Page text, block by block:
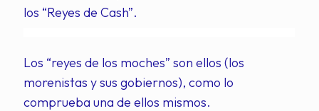
los “Reyes de Cash”.
Los “reyes de los moches” son ellos (los
morenistas y sus gobiernos), como lo
comprueba una de ellos mismos.